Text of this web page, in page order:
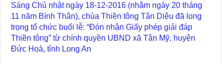
Sáng Chủ nhật ngày 18-12-2016 (nhằm ngày 20 tháng
11 năm Bính Thân), chùa Thiền tông Tân Diệu đã long
trọng tổ chức buổi lễ: “Đón nhận Giấy phép giải đáp
Thiền tông” từ chính quyền UBND xã Tân Mỹ, huyện
Đức Hoà, tỉnh Long An